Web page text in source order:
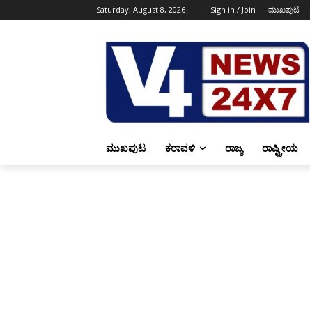
Saturday, August 8, 2026 Sign in / Join ಮುಖಪುಟ
ಮುಖಪುಟ ಕರಾವಳಿ ರಾಜ್ಯ ರಾಷ್ಟ್ರೀಯ